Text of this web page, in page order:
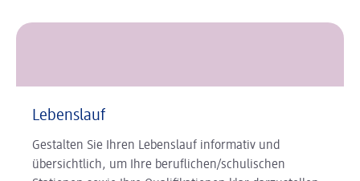
Lebenslauf
Gestalten Sie Ihren Lebenslauf informativ und
übersichtlich, um Ihre beruflichen/schulischen